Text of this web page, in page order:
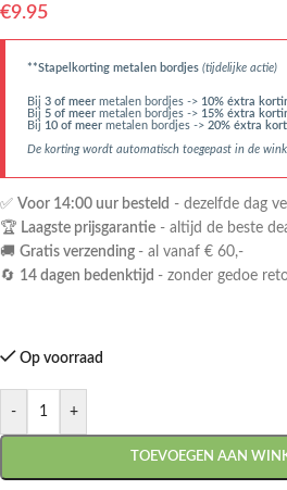
€9.95
**Stapelkorting metalen bordjes (tijdelijke actie)
Bij 3 of meer metalen bordjes -> 10% éxtra
Bij 5 of meer metalen bordjes -> 15% éxtra
Bij 10 of meer metalen bordjes -> 20% éxtra
De korting wordt automatisch toegepast in de
✅ Voor 14:00 uur besteld - dezelfde dag
🏆 Laagste prijsgarantie - altijd de beste
🚚 Gratis verzending - al vanaf € 60,-
🔄 14 dagen bedenktijd - zonder gedoe
Op voorraad
- +
TOEVOEGEN AAN